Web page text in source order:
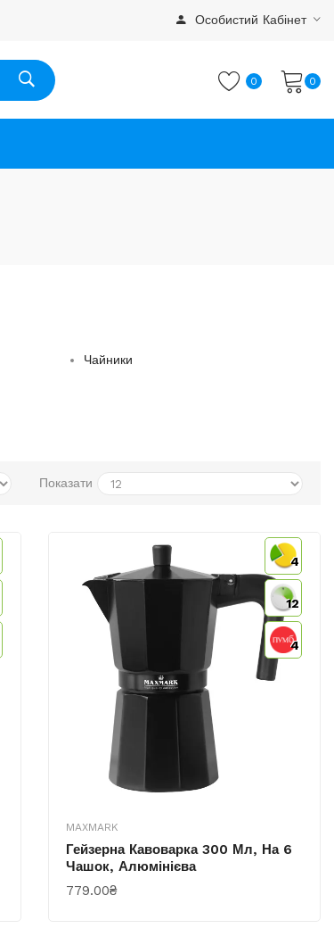
Особистий Кабінет
0 0
Чайники
Показати
4
12
4
MAXMARK
Гейзерна Кавоварка 300 Мл, На 6
Чашок, Алюмінієва
779.00₴
КУПИТИ